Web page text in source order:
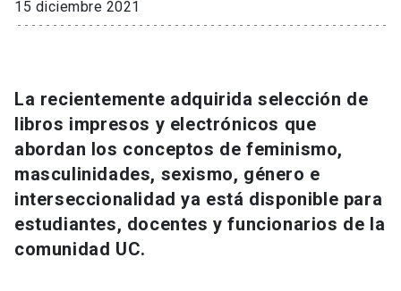
Información para keyboard_arrow_down
Futuros estudiantes
Estudiantes
Académicos
Go to english site launch
ACCESOS DIRECTOS
Admisión launch
15 diciembre 2021
La recientemente adquirida selección de
libros impresos y electrónicos que
abordan los conceptos de feminismo,
masculinidades, sexismo, género e
interseccionalidad ya está disponible para
estudiantes, docentes y funcionarios de la
comunidad UC.